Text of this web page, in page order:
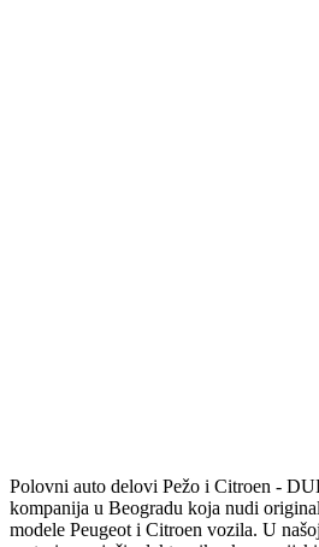
Polovni auto delovi Pežo i Citroen -
kompanija u Beogradu koja nudi
modele Peugeot i Citroen vozila. U